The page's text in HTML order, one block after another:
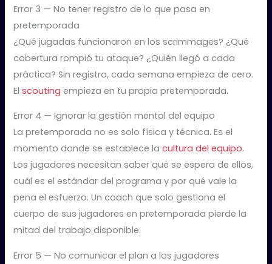
Error 3 — No tener registro de lo que pasa en
pretemporada
¿Qué jugadas funcionaron en los scrimmages? ¿Qué
cobertura rompió tu ataque? ¿Quién llegó a cada
práctica? Sin registro, cada semana empieza de cero.
Elscouting empieza en tu propia pretemporada.
Error 4 — Ignorar la gestión mental del equipo
La pretemporada no es solo física y técnica. Es el
momento donde se establece lacultura del equipo.
Los jugadores necesitan saber qué se espera de ellos,
cuál es el estándar del programa y por qué vale la
pena el esfuerzo. Un coach que solo gestiona el
cuerpo de sus jugadores en pretemporada pierde la
mitad del trabajo disponible.
Error 5 — No comunicar el plan a los jugadores